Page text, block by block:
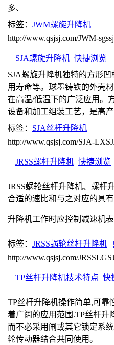
多、
标签： JWM螺旋升降机
http://www.qsjsj.com/JWM-
SJA螺旋升降机 快捷浏览
SJA螺旋升降机独特的方形
用寿命等。球墨铸铁的外壳
在高温/低温下的广泛应用。
设备和加工组装工艺，是高
标签： SJA丝杆升降机
http://www.qsjsj.com/SJA-
JRSS螺杆升降机 快捷浏览
JRSS蜗轮丝杆升降机、螺杆
合适的速比和与之对应的具
升降机工作时应控制减速机
标签： JRSS蜗轮丝杆升降机 |
http://www.qsjsj.com/
TP丝杆升降机技术特点 快
TP丝杆升降机操作简单,可靠
着广阔的应用范围.TP丝杆升
而不必采用闸或其它锁定系
轮传动器结合共同使用。